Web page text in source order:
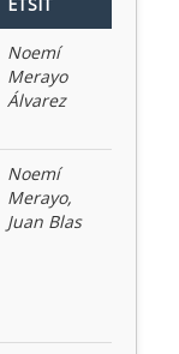
Noemí
Merayo
Álvarez
Noemí
Merayo,
Juan Blas